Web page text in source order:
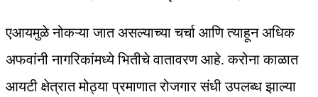
एआयमुळे नोकऱ्या जात असल्‍याच्‍या चर्चा आणि त्‍याहून अधिक
अफवांनी नागरिकांमध्ये भितीचे वातावरण आहे. करोना काळात
आयटी क्षेत्रात मोठ्या प्रमाणात रोजगार संधी उपलब्ध झाल्या